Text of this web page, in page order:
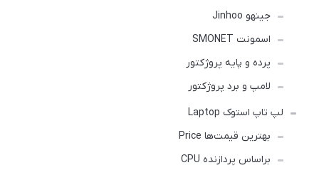
جینهو Jinhoo
اسمونت SMONET
پرده و پایه پروژکتور
لامپ و برد پروژکتور
لپ تاپ استوک Laptop
بهترین قیمت‌ها Price
براساس پردازنده CPU